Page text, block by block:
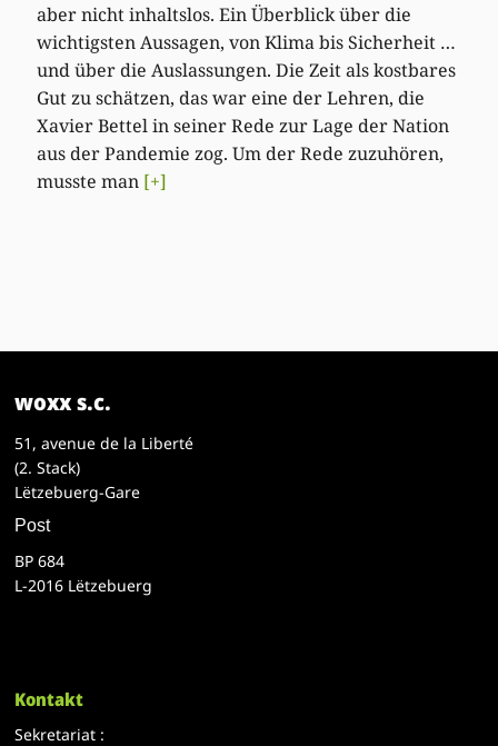
aber nicht inhaltslos. Ein Überblick über die
wichtigsten Aussagen, von Klima bis Sicherheit …
und über die Auslassungen. Die Zeit als kostbares
Gut zu schätzen, das war eine der Lehren, die
Xavier Bettel in seiner Rede zur Lage der Nation
aus der Pandemie zog. Um der Rede zuzuhören,
musste man [+]
woxx s.c.
51, avenue de la Liberté
(2. Stack)
Lëtzebuerg-Gare
Post
BP 684
L-2016 Lëtzebuerg
Kontakt
Sekretariat :